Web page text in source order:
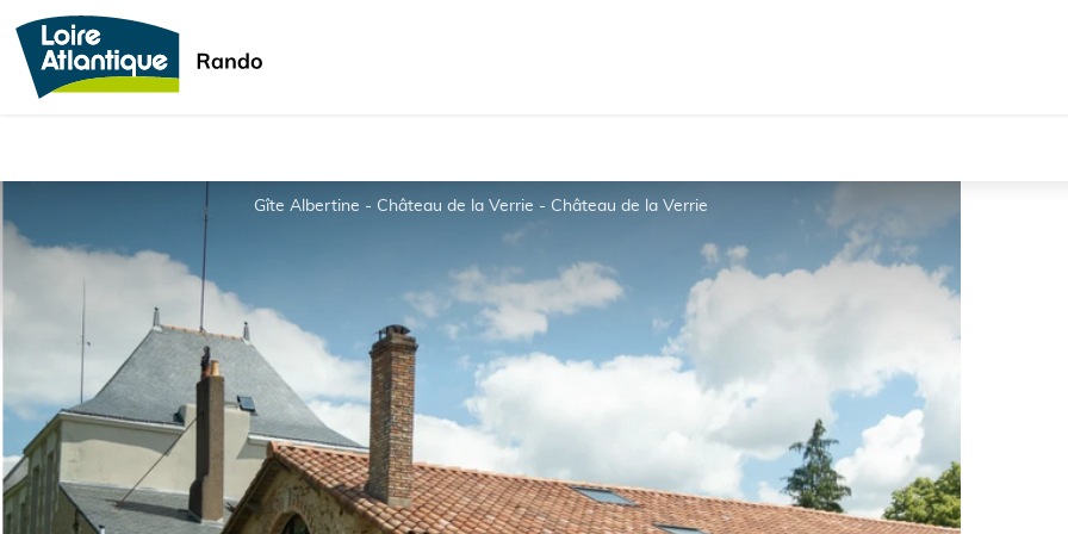
Gîte Albertine - Château de la Verrie - Château de la Verrie